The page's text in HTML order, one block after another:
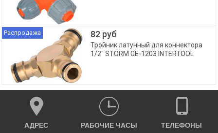
Распродажа 82 руб
Тройник латунный для коннектора
1/2" STORM GE-1203 INTERTOOL
АДРЕС РАБОЧИЕ ЧАСЫ ТЕЛЕФОНЫ